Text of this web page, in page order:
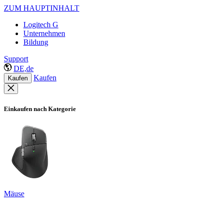
ZUM HAUPTINHALT
Logitech G
Unternehmen
Bildung
Support
DE,de
Kaufen Kaufen
Einkaufen nach Kategorie
Mäuse